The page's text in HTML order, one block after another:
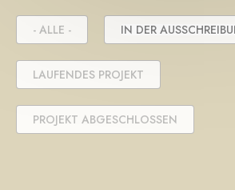
- ALLE - IN DER
LAUFENDES PROJEKT
PROJEKT ABGESCHLOSSEN